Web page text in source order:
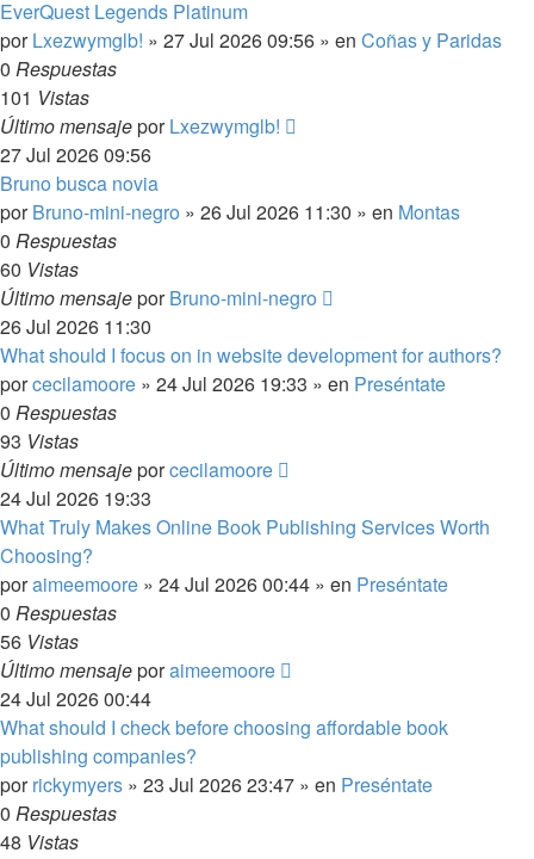
EverQuest Legends Platinum
porLxezwymglb! » 27 Jul 2026 09:56 » en Coñas y Paridas
0 Respuestas
101 Vistas
Último mensajeporLxezwymglb!
27 Jul 2026 09:56
Bruno busca novia
porBruno-mini-negro » 26 Jul 2026 11:30 » en Montas
0 Respuestas
60 Vistas
Último mensajeporBruno-mini-negro
26 Jul 2026 11:30
What should I focus on in website development for authors?
porcecilamoore » 24 Jul 2026 19:33 » en Preséntate
0 Respuestas
93 Vistas
Último mensajeporcecilamoore
24 Jul 2026 19:33
What Truly Makes Online Book Publishing Services Worth
Choosing?
poraimeemoore » 24 Jul 2026 00:44 » en Preséntate
0 Respuestas
56 Vistas
Último mensajeporaimeemoore
24 Jul 2026 00:44
What should I check before choosing affordable book
publishing companies?
porrickymyers » 23 Jul 2026 23:47 » en Preséntate
0 Respuestas
48 Vistas